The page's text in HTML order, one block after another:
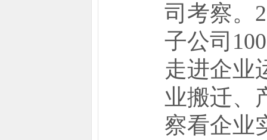
司考察。
子公司
走进企业
业搬迁、
察看企业